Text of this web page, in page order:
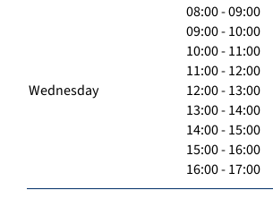
Wednesday
08:00 - 09:00
09:00 - 10:00
10:00 - 11:00
11:00 - 12:00
12:00 - 13:00
13:00 - 14:00
14:00 - 15:00
15:00 - 16:00
16:00 - 17:00